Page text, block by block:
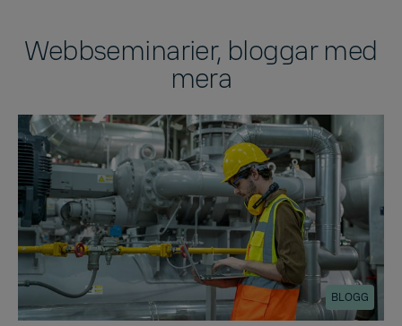
Webbseminarier, bloggar med
mera
BLOGG